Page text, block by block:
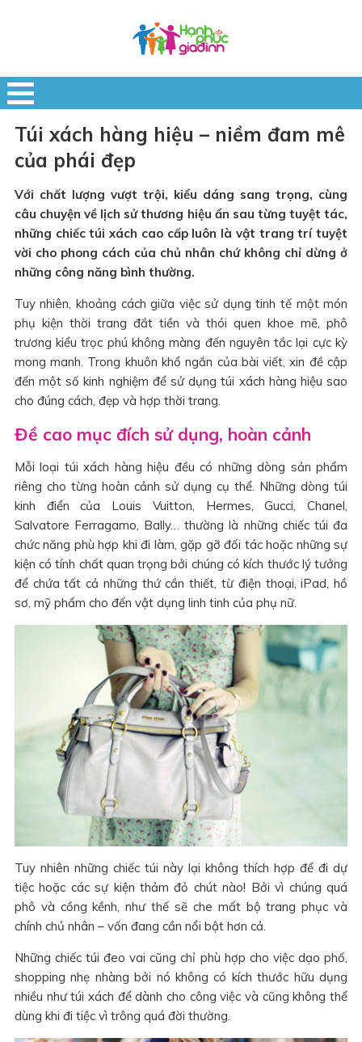
Túi xách hàng hiệu – niềm đam mê
của phái đẹp
Với chất lượng vượt trội, kiểu dáng sang trọng, cùng
câu chuyện về lịch sử thương hiệu ẩn sau từng tuyệt tác,
những chiếc túi xách cao cấp luôn là vật trang trí tuyệt
vời cho phong cách của chủ nhân chứ không chỉ dừng ở
những công năng bình thường.
Tuy nhiên, khoảng cách giữa việc sử dụng tinh tế một món
phụ kiện thời trang đắt tiền và thói quen khoe mẽ, phô
trương kiểu trọc phú không màng đến nguyên tắc lại cực kỳ
mong manh. Trong khuôn khổ ngắn của bài viết, xin đề cập
đến một số kinh nghiệm để sử dụng túi xách hàng hiệu sao
cho đúng cách, đẹp và hợp thời trang.
Đề cao mục đích sử dụng, hoàn cảnh
Mỗi loại túi xách hàng hiệu đều có những dòng sản phẩm
riêng cho từng hoàn cảnh sử dụng cụ thể. Những dòng túi
kinh điển của Louis Vuitton, Hermes, Gucci, Chanel,
Salvatore Ferragamo, Bally… thường là những chiếc túi đa
chức năng phù hợp khi đi làm, gặp gỡ đối tác hoặc những sự
kiện có tính chất quan trọng bởi chúng có kích thước lý tưởng
để chứa tất cả những thứ cần thiết, từ điện thoại, iPad, hồ
sơ, mỹ phẩm cho đến vật dụng linh tinh của phụ nữ.
Tuy nhiên những chiếc túi này lại không thích hợp để đi dự
tiệc hoặc các sự kiện thảm đỏ chút nào! Bởi vì chúng quá
phô và cồng kềnh, như thế sẽ che mất bộ trang phục và
chính chủ nhân – vốn đang cần nổi bật hơn cả.
Những chiếc túi đeo vai cũng chỉ phù hợp cho việc dạo phố,
shopping nhẹ nhàng bởi nó không có kích thước hữu dụng
nhiều như túi xách để dành cho công việc và cũng không thể
dùng khi đi tiệc vì trông quá đời thường.